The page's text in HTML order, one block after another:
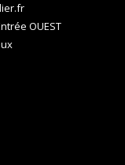
OUEST